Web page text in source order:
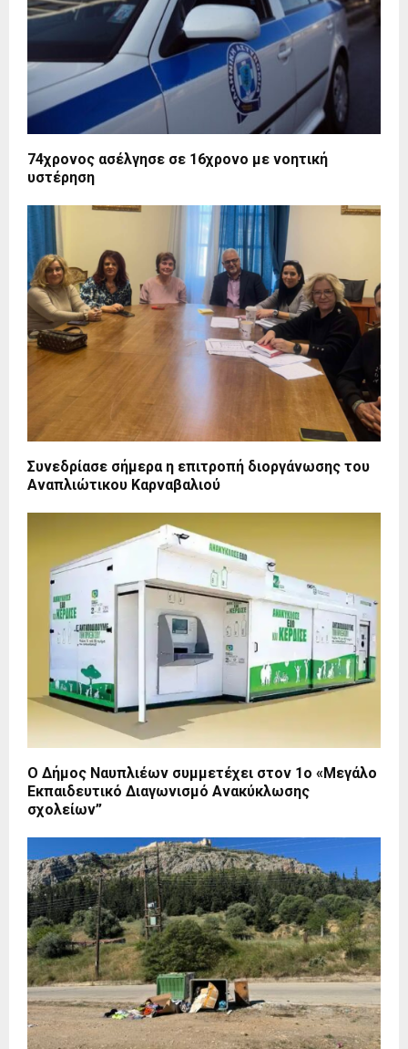
74χρονος ασέλγησε σε 16χρονο με νοητική
υστέρηση
Συνεδρίασε σήμερα η επιτροπή διοργάνωσης του
Αναπλιώτικου Καρναβαλιού
Ο Δήμος Ναυπλιέων συμμετέχει στον 1ο «Μεγάλο
Εκπαιδευτικό Διαγωνισμό Ανακύκλωσης
σχολείων”